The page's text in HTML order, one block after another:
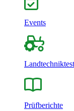
Events
Prüfberichte